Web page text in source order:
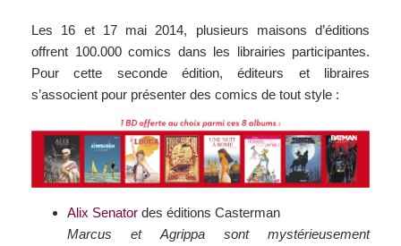
Les 16 et 17 mai 2014, plusieurs maisons d’éditions
offrent 100.000 comics dans les librairies participantes.
Pour cette seconde édition, éditeurs et libraires
s’associent pour présenter des comics de tout style :
Alix Senator des éditions Casterman
Marcus et Agrippa sont mystérieusement